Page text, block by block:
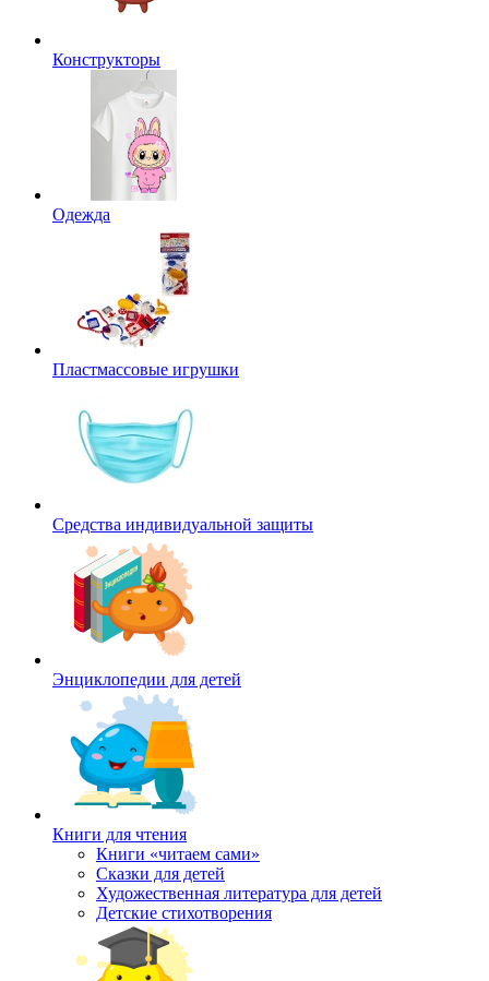
Конструкторы
Одежда
Пластмассовые игрушки
Средства индивидуальной защиты
Энциклопедии для детей
Книги для чтения
Книги «читаем сами»
Сказки для детей
Художественная литература для детей
Детские стихотворения